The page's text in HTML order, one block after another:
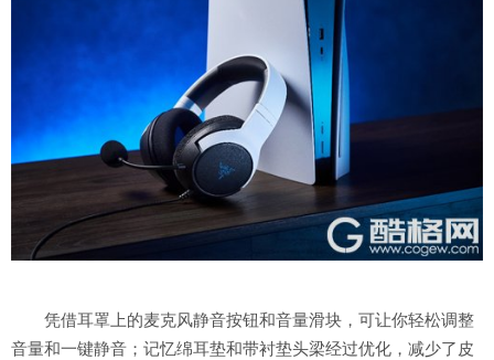
凭借耳罩上的麦克风静音按钮和音量滑块，可让你轻松调整
音量和一键静音；记忆绵耳垫和带衬垫头梁经过优化，减少了皮